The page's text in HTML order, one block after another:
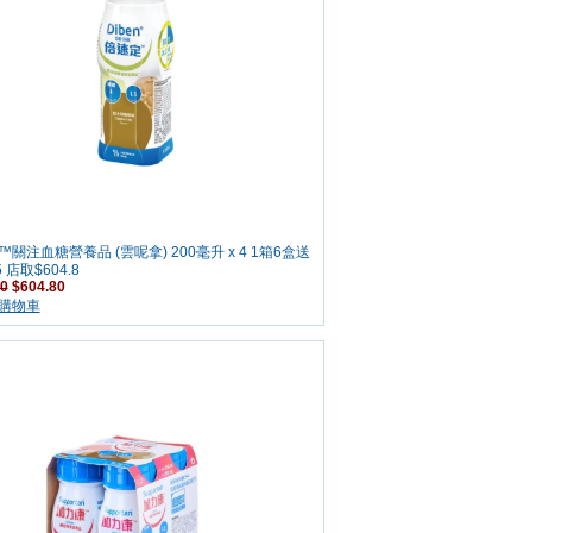
關注血糖營養品 (雲呢拿) 200毫升 x 4 1箱6盒送
店取$604.8
$604.80
物車